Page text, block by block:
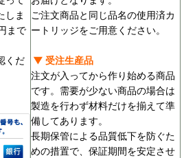
しま
まで
くだ
ご注文商品と同じ品名の使用済カ
ートリッジをご用意ください。
▼ 受注生産品
注文が入ってから作り始める商品
です。需要が少ない商品の場合は
製造を行わず材料だけを揃えて準
備してあります。
長期保管による品質低下を防ぐた
めの措置で、保証期間を安定させ